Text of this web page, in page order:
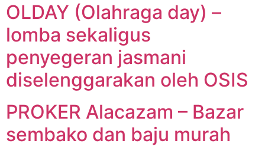
OLDAY (Olahraga day) –
lomba sekaligus
penyegeran jasmani
diselenggarakan oleh OSIS
PROKER Alacazam – Bazar
sembako dan baju murah